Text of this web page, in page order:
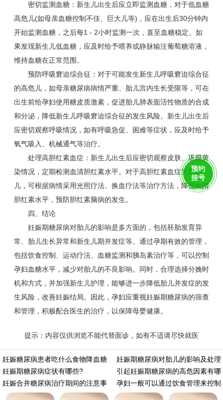
密切监测血糖：新生儿出生后应立即监测血糖，对于低血糖
高危儿(如母亲血糖控制不佳、巨大儿等)，应在出生后30分钟内
开始监测血糖，之后每1 - 2小时监测一次，直至血糖稳定。如
果发现新生儿低血糖，应及时给予喂养或静脉输注葡萄糖溶液，
维持血糖在正常范围。
预防呼吸窘迫综合征：对于可能发生新生儿呼吸窘迫综合征
的高危儿，如母亲糖尿病病情严重、胎儿宫内生长受限等，可在
出生前给孕妇使用糖皮质激素，促进胎儿肺表面活性物质的合成
和分泌，降低新生儿呼吸窘迫综合征的发生风险。新生儿出生后
应密切观察呼吸情况，如有呼吸急促、困难等症状，应及时给予
氧气吸入、机械通气等治疗。
处理高胆红素血症：新生儿出生后应密切观察皮肤、巩膜黄
染情况，定期检测血清胆红素水平。对于高胆红素血症的新生
儿，可根据病情采用光照疗法、换血疗法等治疗方法，降低血清
胆红素水平，预防胆红素脑病的发生。
四、结论
妊娠期糖尿病对胎儿的影响是多方面的，包括胚胎发育异
常、胎儿生长异常和新生儿期并发症等。通过孕期有效的管理，
包括饮食控制、运动疗法、血糖监测和胰岛素治疗等，可以控制
孕妇血糖水平，减少对胎儿的不良影响。同时，合理选择分娩时
机和方式，并加强新生儿护理，能够进一步降低胎儿并发症的发
生风险，改善妊娠结局。因此，孕妇应重视妊娠期糖尿病的筛查
和管理，积极配合医生的治疗，以保障母婴健康。
提示：内容仅供浏览不能代替面诊，如有不适请尽快就医
妊娠糖尿病患者吃什么食物降血糖
妊娠期糖尿病对胎儿的影响及处理
妊娠期糖尿病症状有哪些?
引起妊娠期糖尿病的高危因素有哪
妊娠合并糖尿病治疗期间的注意事
孕妇一般可以通过饮食管理来控制
预约
挂号